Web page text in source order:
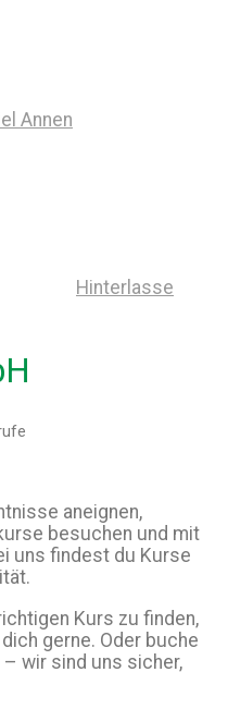
Annen
Hinterlasse
aneignen,
besuchen und mit
uns findest du Kurse
Kurs zu finden,
gerne. Oder buche
wir sind uns sicher,